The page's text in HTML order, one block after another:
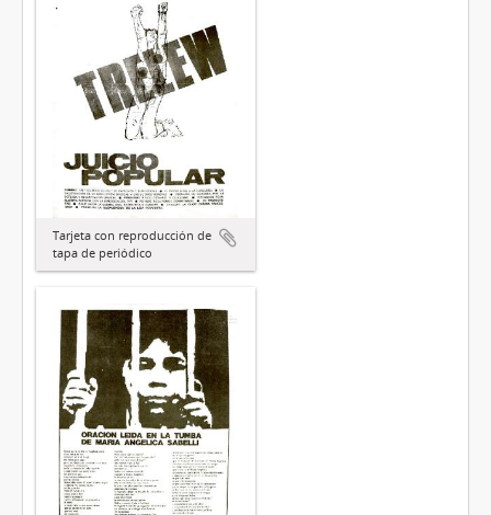
Tarjeta con reproducción de
tapa de periódico